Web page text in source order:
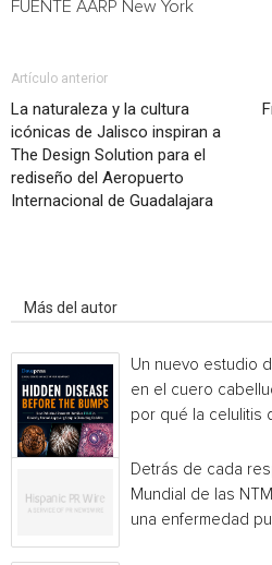
FUENTE AARP New York
Artículo anterior
La naturaleza y la cultura
icónicas de Jalisco inspiran a
The Design Solution para el
rediseño del Aeropuerto
Internacional de Guadalajara
Más del autor
Un nuevo estudio
en el cuero
por qué la celulitis
Detrás de cada
Mundial de las
una enfermedad